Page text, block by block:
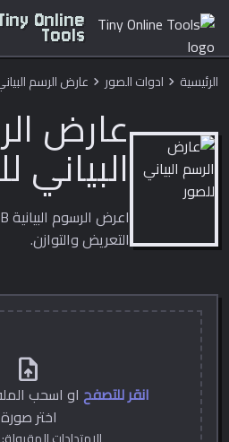
Online
Tools
الرئيسية chevron_right ادوات الصور chevron_right عارض الرسم
عارض
البياني
التعريض والتوازن.
upload_file
انقر للتصفح او اسحب
اختر صورة